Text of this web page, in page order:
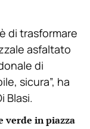
di trasformare
asfaltato
di
sicura”, ha
Blasi.
verde in piazza